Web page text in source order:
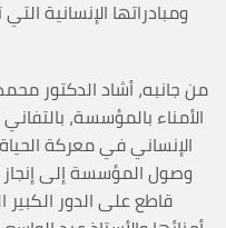
ومبادراتها الإنسانية
من جانبه، أشاد الدكتور
الأمناء بالمؤسسة،
الإنساني في معركة
قاطع على الدور